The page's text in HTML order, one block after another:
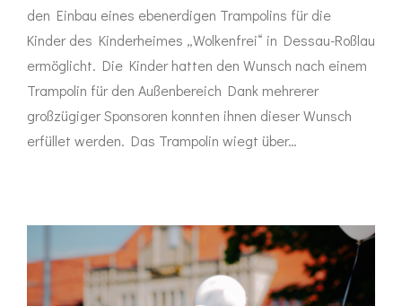
den Einbau eines ebenerdigen Trampolins für die
Kinder des Kinderheimes „Wolkenfrei“ in Dessau-Roßlau
ermöglicht. Die Kinder hatten den Wunsch nach einem
Trampolin für den Außenbereich Dank mehrerer
großzügiger Sponsoren konnten ihnen dieser Wunsch
erfüllet werden. Das Trampolin wiegt über…